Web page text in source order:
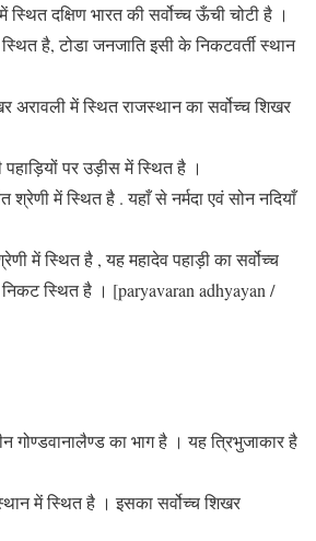
स्थित दक्षिण भारत की सर्वोच्च ऊँची चोटी है ।
स्थित है, टोडा जनजाति इसी के निकटवर्ती स्थान
अरावली में स्थित राजस्थान का सर्वोच्च शिखर
पहाड़ियों पर उड़ीस में स्थित है ।
में स्थित है . यहाँ से नर्मदा एवं सोन नदियाँ
में स्थित है , यह महादेव पहाड़ी का सर्वोच्च
स्थित है । [paryavaran adhyayan /
गोण्डवानालैण्ड का भाग है । यह त्रिभुजाकार है
में स्थित है । इसका सर्वोच्च शिखर